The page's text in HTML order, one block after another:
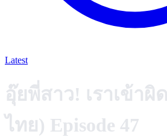
Latest
อุ๊ยพี่สาว! เราเข้าผิ
ไทย) Episode 47